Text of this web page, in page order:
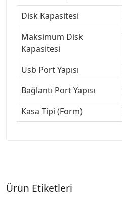
Disk Kapasitesi
Maksimum Disk
Kapasitesi
Usb Port Yapısı
Bağlantı Port Yapısı
Kasa Tipi (Form)
Ürün Etiketleri